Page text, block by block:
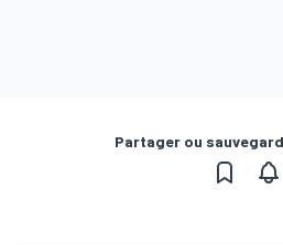
Partager ou